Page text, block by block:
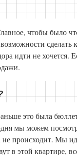
чтобы было
идти не хочется.
это была
мы можем
происходит. Мы
в этой квартире,